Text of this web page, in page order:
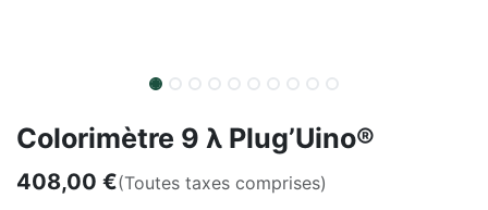
Colorimètre 9 λ Plug’Uino®
408,00 €(Toutes taxes comprises)